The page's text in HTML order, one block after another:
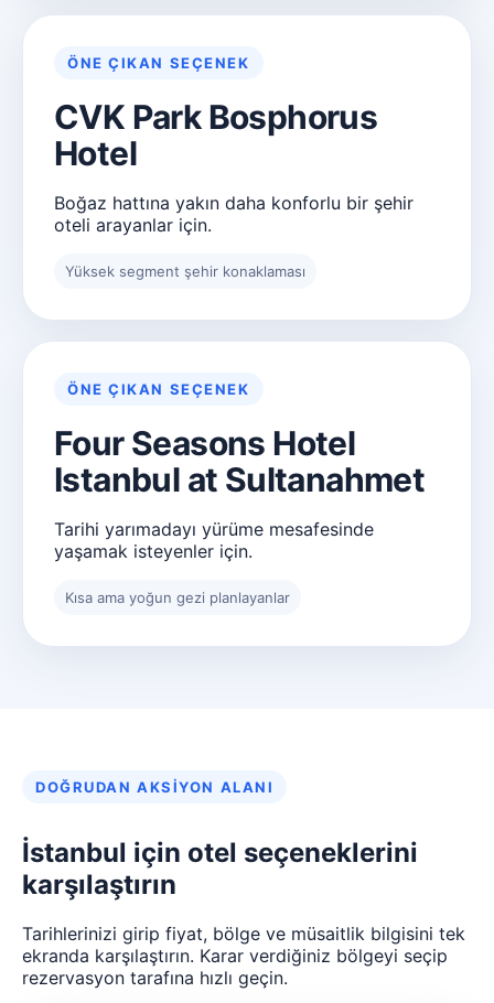
ÖNE ÇIKAN SEÇENEK
CVK Park Bosphorus
Hotel
Boğaz hattına yakın daha konforlu bir şehir
oteli arayanlar için.
Yüksek segment şehir konaklaması
ÖNE ÇIKAN SEÇENEK
Four Seasons Hotel
Istanbul at Sultanahmet
Tarihi yarımadayı yürüme mesafesinde
yaşamak isteyenler için.
Kısa ama yoğun gezi planlayanlar
DOĞRUDAN AKSIYON ALANI
İstanbul için otel seçeneklerini
karşılaştırın
Tarihlerinizi girip fiyat, bölge ve müsaitlik bilgisini tek
ekranda karşılaştırın. Karar verdiğiniz bölgeyi seçip
rezervasyon tarafına hızlı geçin.